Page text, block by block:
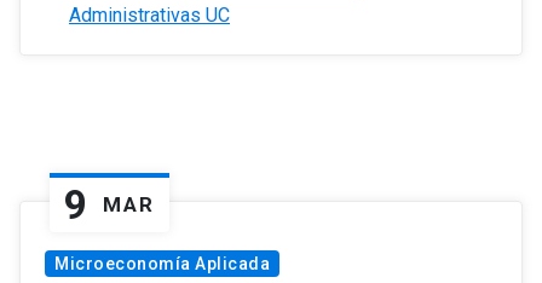
Administrativas UC
9 MAR
Microeconomía Aplicada